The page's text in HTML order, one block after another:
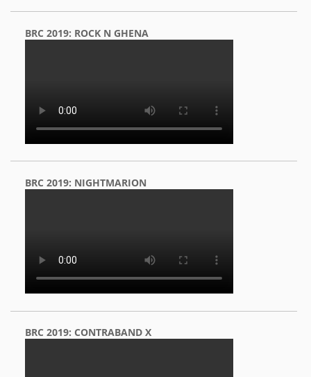
BRC 2019: ROCK N GHENA
BRC 2019: NIGHTMARION
BRC 2019: CONTRABAND X